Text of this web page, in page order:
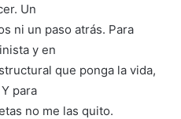
Un
ni un paso atrás. Para
y en
que ponga la vida,
para
no me las quito.